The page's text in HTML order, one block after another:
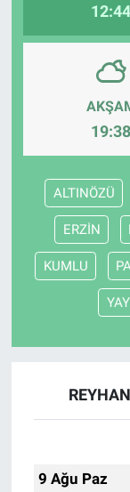
12:44
19:38
ALTINÖZÜ
ERZİN
KUMLU
9 Ağu Paz
Magazin